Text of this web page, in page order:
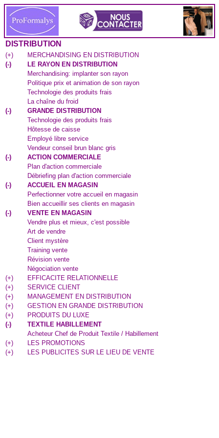
DISTRIBUTION
(+)
MERCHANDISING EN DISTRIBUTION
(-)
LE RAYON EN DISTRIBUTION
Merchandising: implanter son rayon
Politique prix et animation de son rayon
Technologie des produits frais
La chaîne du froid
(-)
GRANDE DISTRIBUTION
Technologie des produits frais
Hôtesse de caisse
Employé libre service
Vendeur conseil brun blanc gris
(-)
ACTION COMMERCIALE
Plan d'action commerciale
Débriefing plan d'action commerciale
(-)
ACCUEIL EN MAGASIN
Perfectionner votre accueil en magasin
Bien accueillir ses clients en magasin
(-)
VENTE EN MAGASIN
Vendre plus et mieux, c'est possible
Art de vendre
Client mystère
Training vente
Révision vente
Négociation vente
(+)
EFFICACITE RELATIONNELLE
(+)
SERVICE CLIENT
(+)
MANAGEMENT EN DISTRIBUTION
(+)
GESTION EN GRANDE DISTRIBUTION
(+)
PRODUITS DU LUXE
(-)
TEXTILE HABILLEMENT
Acheteur Chef de Produit Textile / Habillement
(+)
LES PROMOTIONS
(+) LES PUBLICITES SUR LE LIEU DE VENTE